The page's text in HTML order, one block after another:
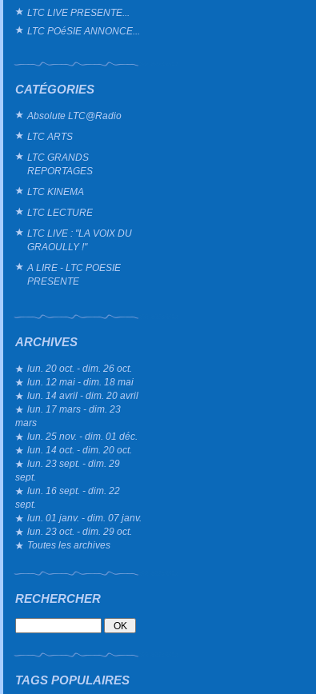
LTC LIVE PRESENTE...
LTC POéSIE ANNONCE...
CATÉGORIES
Absolute LTC@Radio
LTC ARTS
LTC GRANDS
REPORTAGES
LTC KINEMA
LTC LECTURE
LTC LIVE : "LA VOIX DU
GRAOULLY !"
A LIRE - LTC POESIE
PRESENTE
ARCHIVES
lun. 20 oct. - dim. 26 oct.
lun. 12 mai - dim. 18 mai
lun. 14 avril - dim. 20 avril
lun. 17 mars - dim. 23
mars
lun. 25 nov. - dim. 01 déc.
lun. 14 oct. - dim. 20 oct.
lun. 23 sept. - dim. 29
sept.
lun. 16 sept. - dim. 22
sept.
lun. 01 janv. - dim. 07 janv.
lun. 23 oct. - dim. 29 oct.
Toutes les archives
RECHERCHER
TAGS POPULAIRES